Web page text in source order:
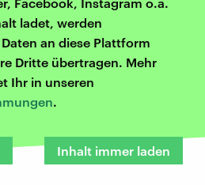
ladet, werden
an diese Plattform
Dritte übertragen. Mehr
Ihr in unseren
.
Inhalt immer laden